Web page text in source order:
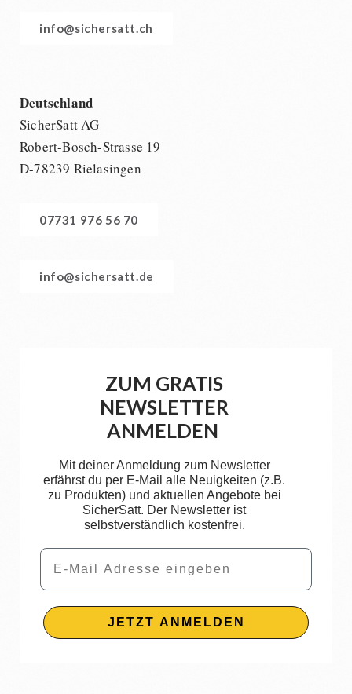
info@sichersatt.ch
Deutschland
SicherSatt AG
Robert-Bosch-Strasse 19
D-78239 Rielasingen
07731 976 56 70
info@sichersatt.de
ZUM GRATIS
NEWSLETTER
ANMELDEN
Mit deiner Anmeldung zum Newsletter
erfährst du per E-Mail alle Neuigkeiten (z.B.
zu Produkten) und aktuellen Angebote bei
SicherSatt. Der Newsletter ist
selbstverständlich kostenfrei.
Email
JETZT ANMELDEN